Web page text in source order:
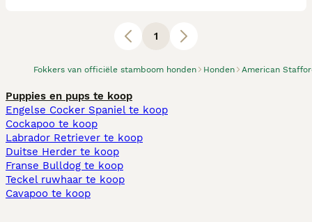
Fokkers van officiële stamboom honden Honden American
honden zo uitgebreid mogelijk officieel getest op
1
Puppies en pups te koop
Engelse Cocker Spaniel te koop
Cockapoo te koop
Labrador Retriever te koop
Duitse Herder te koop
Franse Bulldog te koop
Teckel ruwhaar te koop
Cavapoo te koop